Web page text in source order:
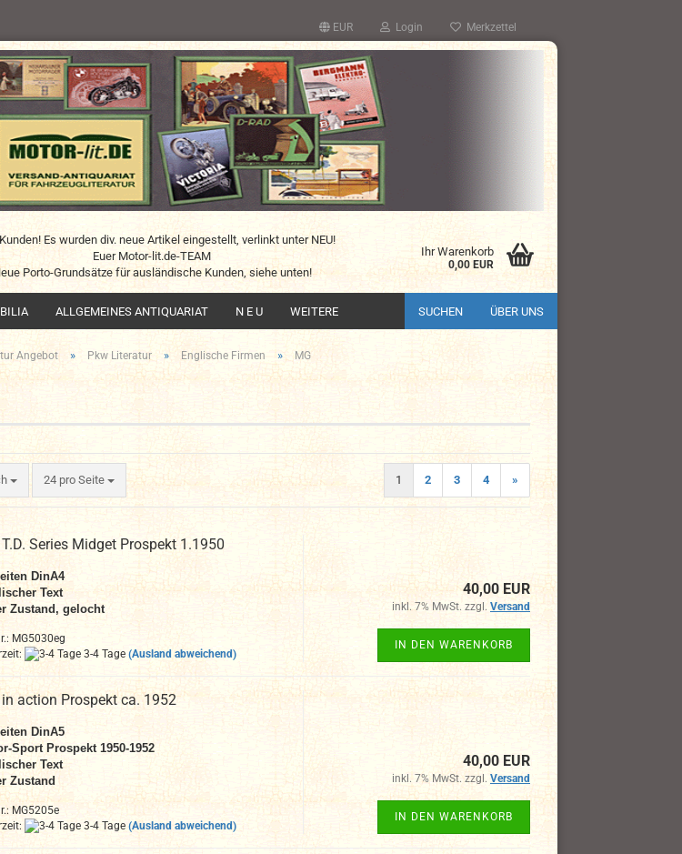
EUR Login Merkzettel
Es wurden div. neue Artikel eingestellt, verlinkt unter NEU!
Euer Motor-lit.de-TEAM
Porto-Grundsätze für ausländische Kunden, siehe unten!
Ihr Warenkorb
0,00 EUR
ALLGEMEINES ANTIQUARIAT N E U SUCHEN ÜBER UNS
WEITERE
Angebot » Pkw Literatur » Englische Firmen » MG
24 pro Seite
pro Seite 1 2 3 4 »
Series Midget Prospekt 1.1950
DinA4
Text
Zustand, gelocht
MG5030eg
3-4 Tage (Ausland abweichend)
40,00 EUR
inkl. 7% MwSt. zzgl. Versand
IN DEN WARENKORB
in action Prospekt ca. 1952
DinA5
Sport Prospekt 1950-1952
Text
Zustand
MG5205e
3-4 Tage (Ausland abweichend)
40,00 EUR
inkl. 7% MwSt. zzgl. Versand
IN DEN WARENKORB